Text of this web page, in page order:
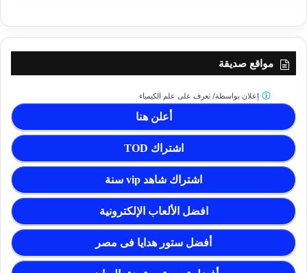
مواقع صديقة
أعلن هنا
اشتراك TOD
اشتراك شاهد vip سنة
افضل الألعاب الإلكترونية
أفضل ستور هدايا فى مصر
إعلان بواسطة/ تعرف على علم الكيمياء